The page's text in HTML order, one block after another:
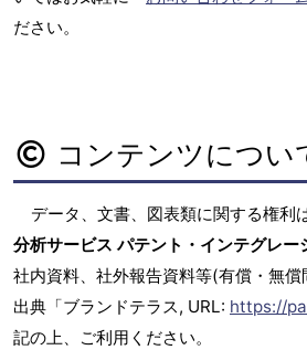
ださい。
コンテンツについ
データ、文書、図表類に関する権利
分析サービス パテント・インテグレー
社内資料、社外報告資料等(有償・無
出典「ブランドテラス, URL: https://
記の上、ご利用ください。